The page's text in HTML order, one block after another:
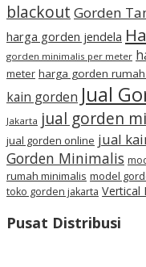
blackout Gorden
harga gorden jendela
gorden minimalis per meter
meter harga gorden
kain gorden Jual
Jakarta jual gorden
jual gorden online jual
Gorden Minimalis
rumah minimalis model
toko gorden jakarta Vertical
Pusat Distribusi